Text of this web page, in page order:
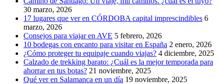
30 marzo, 2026
17 lugares que ver en CÓRDOBA capital imprescindibles 6
marzo, 2026
Consejos para viajar en AVE 5 febrero, 2026
10 bodegas con encanto para visitar en España 2 enero, 2026
¿Cómo proteger tu equipaje cuando viajas? 4 diciembre, 2025
Calzado de trekking barato: ¿Cuál es la mejor temporada para
ahorrar en tus botas? 21 noviembre, 2025
Qué ver en Salamanca en un día 19 noviembre, 2025